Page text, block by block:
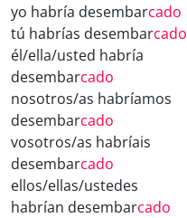
yo habría desembarcado
tú habrías desembarcado
él/ella/usted habría
desembarcado
nosotros/as habríamos
desembarcado
vosotros/as habríais
desembarcado
ellos/ellas/ustedes
habrían desembarcado